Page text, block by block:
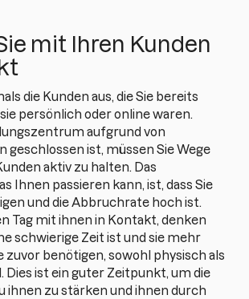
mit Ihren Kunden
die Kunden aus, die Sie bereits
persönlich oder online waren.
aufgrund von
geschlossen ist, müssen Sie Wege
aktiv zu halten. Das
Ihnen passieren kann, ist, dass Sie
und die Abbruchrate hoch ist.
Tag mit ihnen in Kontakt, denken
schwierige Zeit ist und sie mehr
zuvor benötigen, sowohl physisch als
Dies ist ein guter Zeitpunkt, um die
ihnen zu stärken und ihnen durch